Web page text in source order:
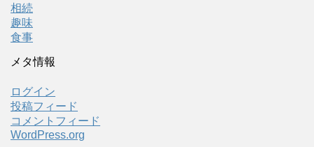
相続
趣味
食事
メタ情報
ログイン
投稿フィード
コメントフィード
WordPress.org